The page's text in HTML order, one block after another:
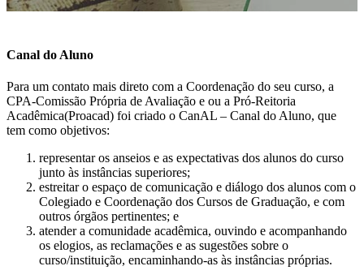
Canal do Aluno
Para um contato mais direto com a Coordenação do seu curso, a
CPA-Comissão Própria de Avaliação e ou a Pró-Reitoria
Acadêmica(Proacad) foi criado o CanAL – Canal do Aluno, que
tem como objetivos:
representar os anseios e as expectativas dos alunos do curso
junto às instâncias superiores;
estreitar o espaço de comunicação e diálogo dos alunos com o
Colegiado e Coordenação dos Cursos de Graduação, e com
outros órgãos pertinentes; e
atender a comunidade acadêmica, ouvindo e acompanhando
os elogios, as reclamações e as sugestões sobre o
curso/instituição, encaminhando-as às instâncias próprias.